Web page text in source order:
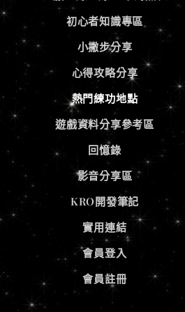
初心者知識專區
小撇步分享
心得攻略分享
熱門練功地點
遊戲資料分享參考區
回憶錄
影音分享區
KRO開發筆記
實用連結
會員登入
會員註冊